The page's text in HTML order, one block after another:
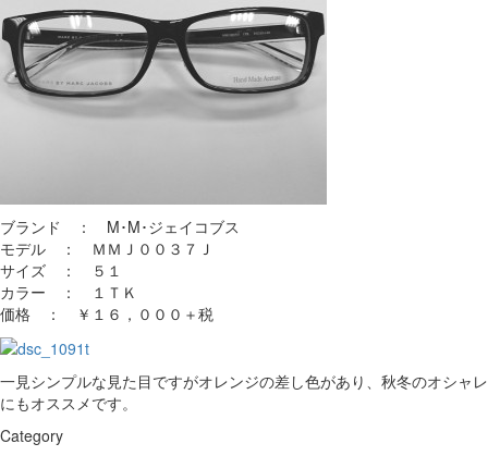
ブランド ： M･M･ジェイコブス
モデル ： ＭＭＪ００３７Ｊ
サイズ ： ５１
カラー ： １ＴＫ
価格 ： ￥１６，０００＋税
一見シンプルな見た目ですがオレンジの差し色があり、秋冬のオシャレ
にもオススメです。
Category